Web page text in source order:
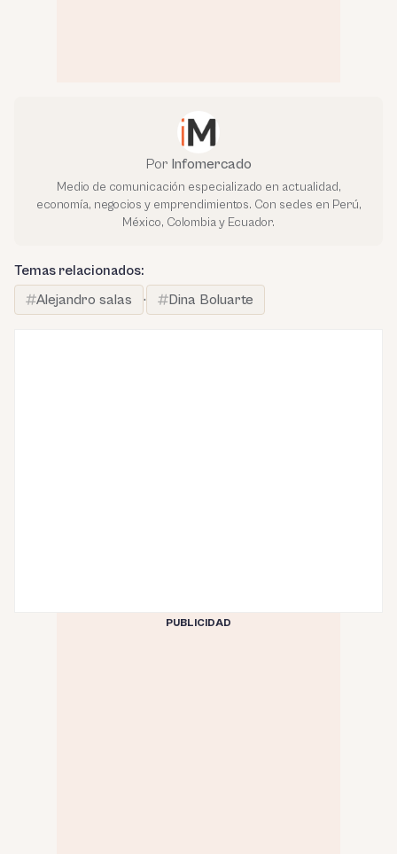
Por Infomercado
Medio de comunicación especializado en actualidad,
economía, negocios y emprendimientos. Con sedes en Perú,
México, Colombia y Ecuador.
Temas relacionados:
Alejandro salas
· Dina Boluarte
PUBLICIDAD